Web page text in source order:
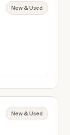
New & Used
New & Used